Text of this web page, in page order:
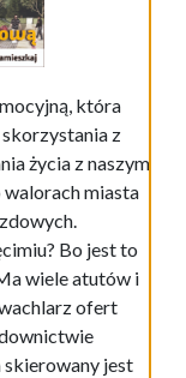
która
z
życia z naszym
miasta
Bo jest to
wiele atutów i
ofert
jest